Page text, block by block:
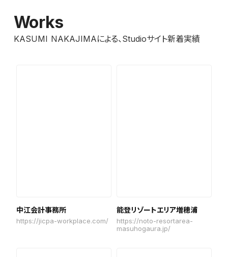
Works
KASUMI NAKAJIMAによる、Studioサイト新着実績
中江会計事務所
https://jicpa-workplace.com/
能登リゾートエリア増穂浦
https://noto-resortarea-
masuhogaura.jp/